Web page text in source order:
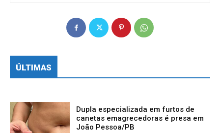
ÚLTIMAS
Dupla especializada em furtos de
canetas emagrecedoras é presa em
João Pessoa/PB